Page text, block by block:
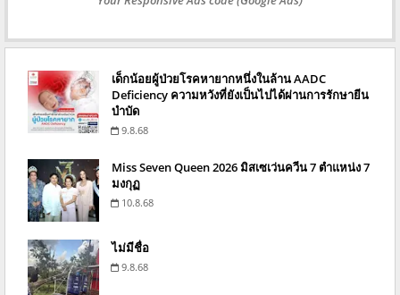
เด็กน้อยผู้ป่วยโรคหายากหนึ่งในล้าน AADC
Deficiency ความหวังที่ยังเป็นไปได้ผ่านการรักษายีน
บำบัด
9.8.68
Miss Seven Queen 2026 มิสเซเว่นควีน 7 ตำแหน่ง 7
มงกุฏ
10.8.68
ไม่มีชื่อ
9.8.68